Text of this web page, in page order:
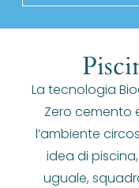
La tecnologia
Zero cemento
l’ambiente
idea di
uguale,